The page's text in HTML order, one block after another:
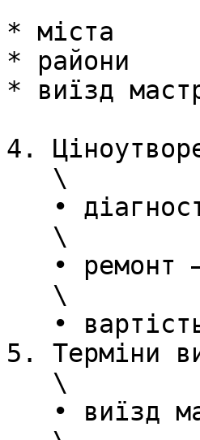
* міста
* райони
* виїзд
4.
5. Терміни